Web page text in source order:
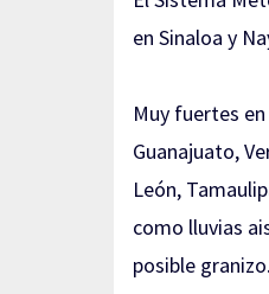
en Sinaloa y
Muy fuertes
Guanajuato,
León,
como lluvias
posible granizo.